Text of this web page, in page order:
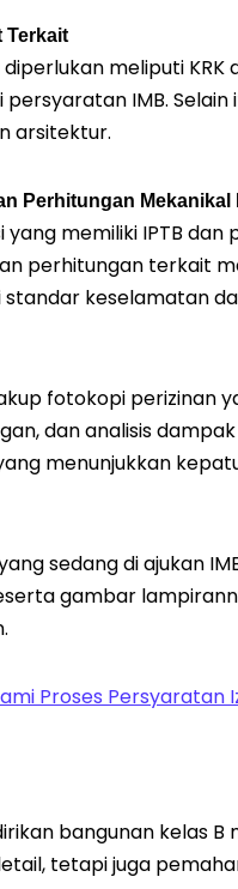
Terkait
meliputi
IMB.
arsitektur.
Perhitungan Mekanikal
yang memiliki IPTB
perhitungan terkait
keselamatan
fotokopi perizinan
dan analisis
menunjukkan
sedang di ajukan
gambar
Proses Persyaratan
bangunan kelas
tetapi juga